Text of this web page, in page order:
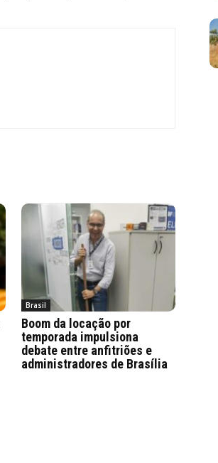
Brasil
Boom da locação por
temporada impulsiona
debate entre anfitriões e
administradores de Brasília